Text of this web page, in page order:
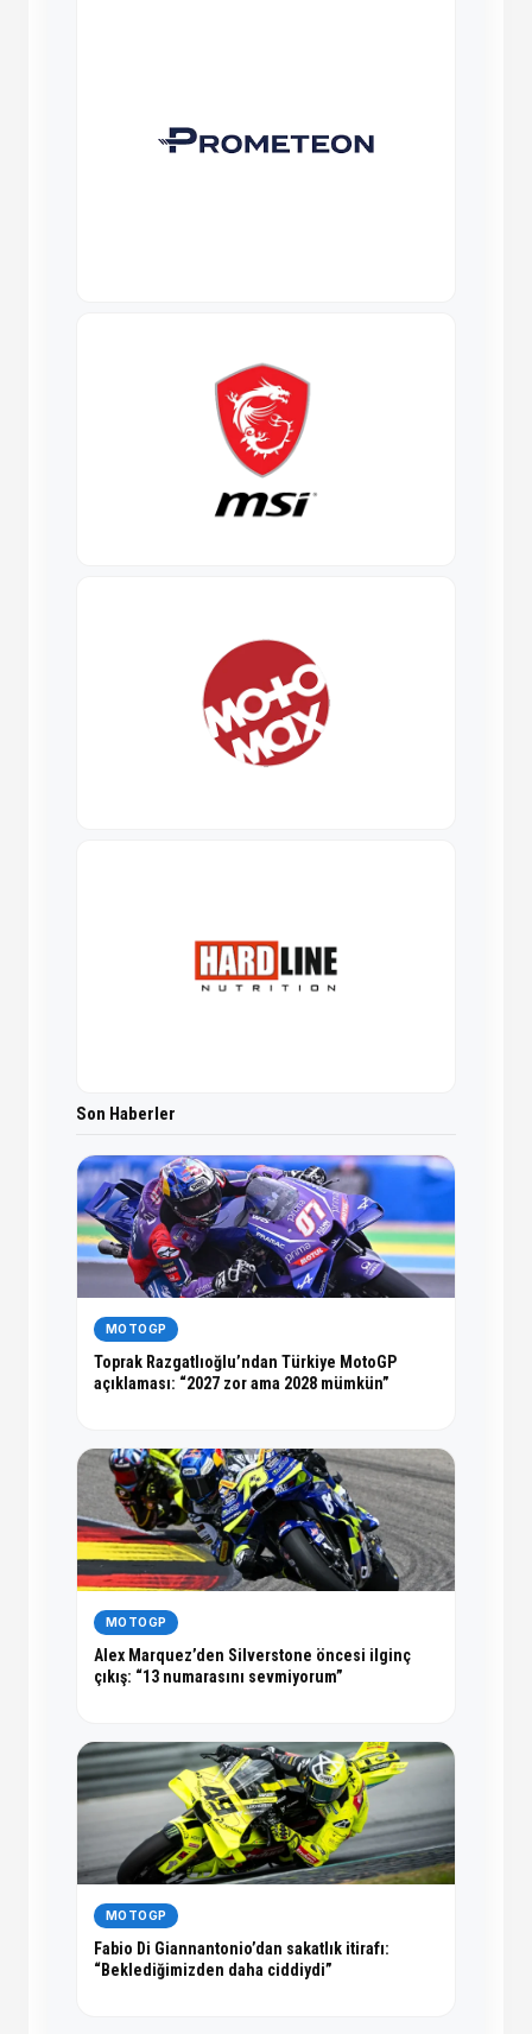
Son Haberler
MOTOGP
Toprak Razgatlıoğlu’ndan Türkiye MotoGP
açıklaması: “2027 zor ama 2028 mümkün”
MOTOGP
Alex Marquez’den Silverstone öncesi ilginç
çıkış: “13 numarasını sevmiyorum”
MOTOGP
Fabio Di Giannantonio’dan sakatlık itirafı:
“Beklediğimizden daha ciddiydi”